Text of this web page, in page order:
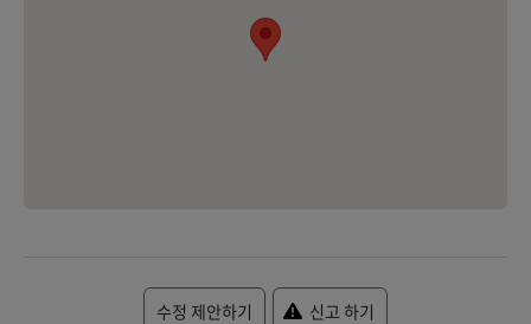
수정 제안하기 신고 하기